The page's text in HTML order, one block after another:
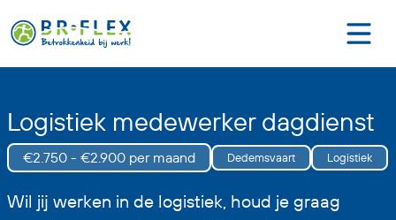
Logistiek medewerker dagdienst
€2.750 - €2.900 per maand Dedemsvaart Logistiek
Wil jij werken in de logistiek, houd je graag